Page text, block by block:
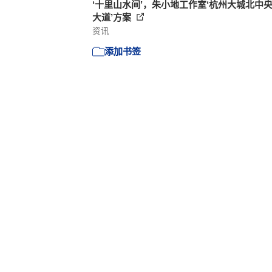
‘十里山水间’，朱小地工作室‘杭州大城北中
大道’方案
资讯
添加书签